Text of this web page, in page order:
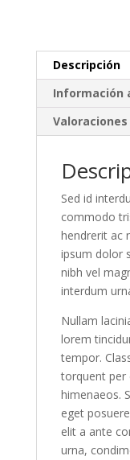
Descripción
Información
Valoraciones
Sed id
commodo
hendrerit ac
ipsum dolor
nibh vel
interdum
Nullam
lorem
tempor.
torquent per
himenaeos.
eget
elit a ante
urna,